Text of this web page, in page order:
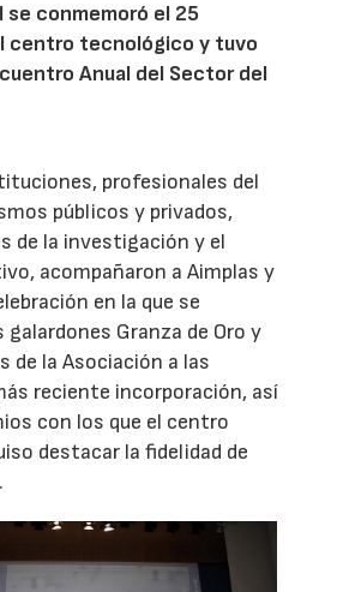
se conmemoró el 25
centro tecnológico y tuvo
Anual del Sector del
profesionales del
públicos y privados,
de la investigación y el
acompañaron a Aimplas y
en la que se
Granza de Oro y
de la Asociación a las
reciente incorporación, así
con los que el centro
destacar la fidelidad de